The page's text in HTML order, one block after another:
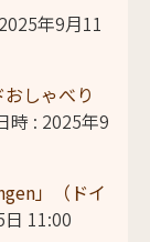
年9月11
しゃべり
時 : 2025年9
」（ドイ
11:00